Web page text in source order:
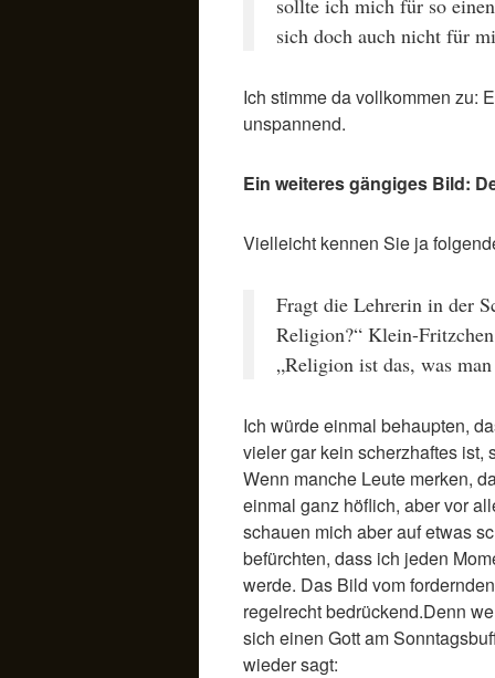
sollte ich mich für so
sich doch auch nicht für
Ich stimme da vollkommen zu:
unspannend.
Ein weiteres gängiges Bild:
Vielleicht kennen Sie ja
Fragt die Lehrerin in der
Religion?“ Klein-
„Religion ist das, was
Ich würde einmal behaupten,
vieler gar kein scherzhaftes ist,
Wenn manche Leute merken,
einmal ganz höflich, aber vor
schauen mich aber auf etwas
befürchten, dass ich jeden
werde. Das Bild vom
regelrecht bedrückend.Denn
sich einen Gott am
wieder sagt: